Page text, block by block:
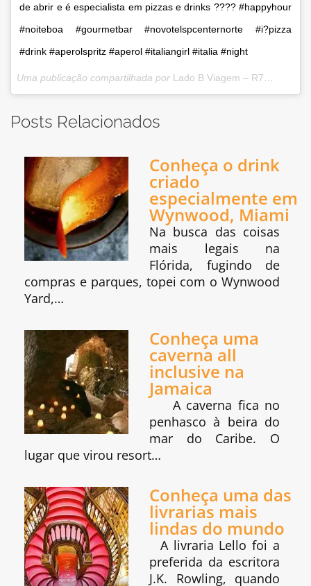
de abrir e é especialista em pizzas e drinks ???? #happyhour
#noiteboa #gourmetbar #novotelspcenternorte #i?pizza
#drink #aperolspritz #aperol #italiangirl #italia #night
Uma publicação compartilhada por Lado B Viagem – R7
Posts Relacionados
Conheça o drink
criado
especialmente em
Wynwood, Miami
Na busca das coisas
mais legais na
Flórida, fugindo de
compras e parques, topei com o Wynwood
Yard,…
Conheça uma
caverna all
inclusive na
Jamaica
A caverna fica no
penhasco à beira do
mar do Caribe. O
lugar que virou resort…
Conheça uma das
livrarias mais
lindas do mundo
A livraria Lello foi a
preferida da escritora
J.K. Rowling, quando